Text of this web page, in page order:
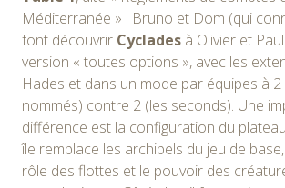
Méditerranée » : Bruno et Dom (qui
font découvrir Cyclades à Olivier et
version « toutes options », avec les
Hades et dans un mode par équipes à
nommés) contre 2 (les seconds). Une
différence est la configuration du
île remplace les archipels du jeu de
rôle des flottes et le pouvoir des